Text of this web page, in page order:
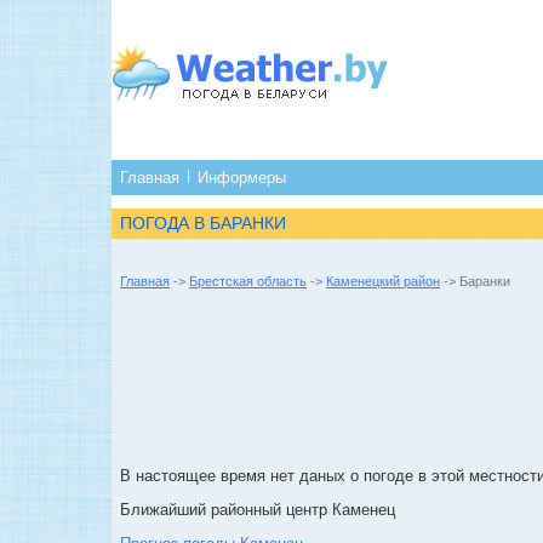
Главная Информеры
ПОГОДА В БАРАНКИ
Главная -> Брестская область -> Каменецкий район -> Баранки
В настоящее время нет даных о погоде в этой
Ближайший районный центр Каменец